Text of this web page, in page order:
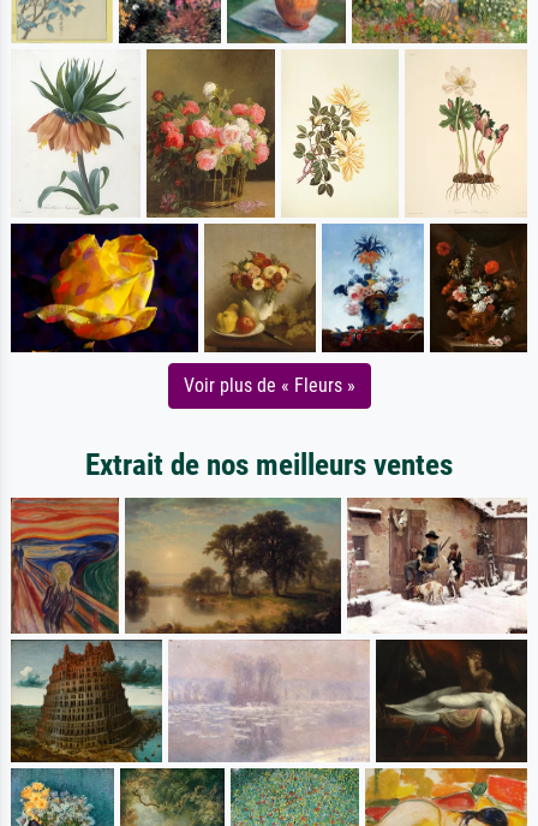
Voir plus de « Fleurs »
Extrait de nos meilleurs ventes